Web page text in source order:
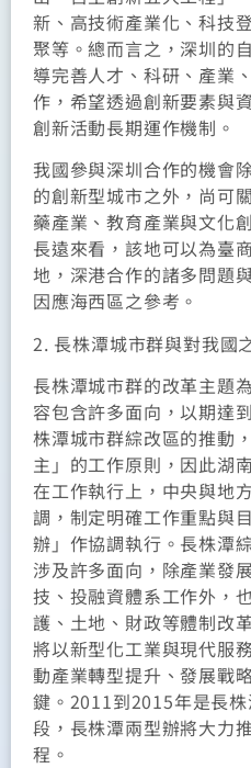
新、高技術產業化、科技
聚等。總而言之，深圳的
導完善人才、科研、產業
作，希望透過創新要素與
創新活動長期運作機制。
我國參與深圳合作的機會
的創新型城市之外，尚可
藥產業、教育產業與文化
長遠來看，該地可以為臺
地，深港合作的諸多問題
因應海西區之參考。
2. 長株潭城市群與對我國
長株潭城市群的改革主題
容包含許多面向，以期達
株潭城市群綜改區的推動
主」的工作原則，因此湖
在工作執行上，中央與地
調，制定明確工作重點與
辦」作協調執行。長株潭
涉及許多面向，除產業發
技、投融資體系工作外，
護、土地、財政等體制改
將以新型化工業與現代服
動產業轉型提升、發展戰
鍵。2011到2015年是長
段，長株潭兩型辦將大力
程。